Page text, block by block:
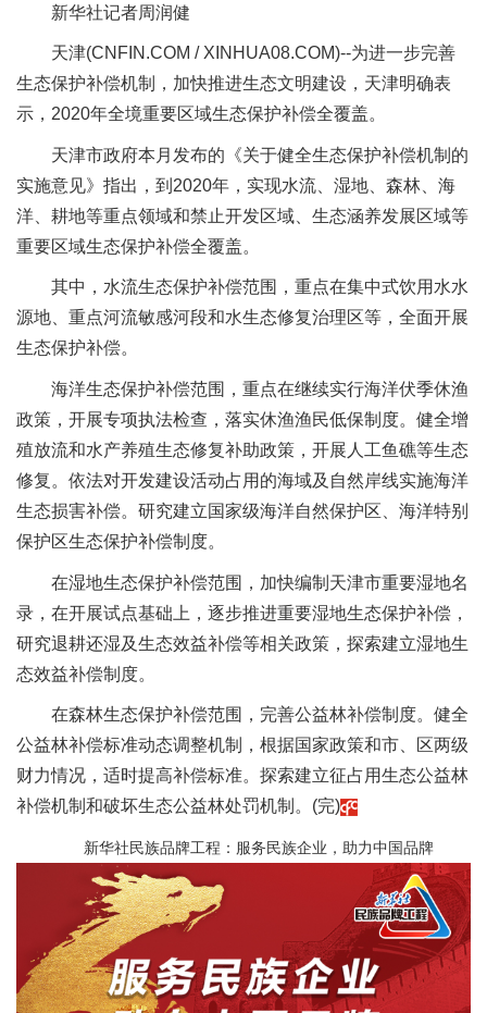
新华社记者周润健
天津(CNFIN.COM / XINHUA08.COM)--为进一步完善
生态保护补偿机制，加快推进生态文明建设，天津明确表
示，2020年全境重要区域生态保护补偿全覆盖。
天津市政府本月发布的《关于健全生态保护补偿机制的
实施意见》指出，到2020年，实现水流、湿地、森林、海
洋、耕地等重点领域和禁止开发区域、生态涵养发展区域等
重要区域生态保护补偿全覆盖。
其中，水流生态保护补偿范围，重点在集中式饮用水水
源地、重点河流敏感河段和水生态修复治理区等，全面开展
生态保护补偿。
海洋生态保护补偿范围，重点在继续实行海洋伏季休渔
政策，开展专项执法检查，落实休渔渔民低保制度。健全增
殖放流和水产养殖生态修复补助政策，开展人工鱼礁等生态
修复。依法对开发建设活动占用的海域及自然岸线实施海洋
生态损害补偿。研究建立国家级海洋自然保护区、海洋特别
保护区生态保护补偿制度。
在湿地生态保护补偿范围，加快编制天津市重要湿地名
录，在开展试点基础上，逐步推进重要湿地生态保护补偿，
研究退耕还湿及生态效益补偿等相关政策，探索建立湿地生
态效益补偿制度。
在森林生态保护补偿范围，完善公益林补偿制度。健全
公益林补偿标准动态调整机制，根据国家政策和市、区两级
财力情况，适时提高补偿标准。探索建立征占用生态公益林
补偿机制和破坏生态公益林处罚机制。(完)
新华社民族品牌工程：服务民族企业，助力中国品牌